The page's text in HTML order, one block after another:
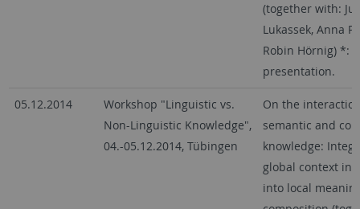
(together with:
Lukassek, Anna
Robin Hörnig) *:
presentation.
05.12.2014
Workshop "Linguistic vs.
Non-Linguistic Knowledge",
04.-05.12.2014, Tübingen
On the
semantic and
knowledge:
global context
into local